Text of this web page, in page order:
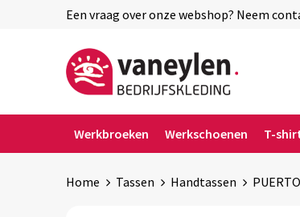
Een vraag over onze webshop? Neem
Werkbroeken Werkschoenen T-
Home Tassen Handtassen